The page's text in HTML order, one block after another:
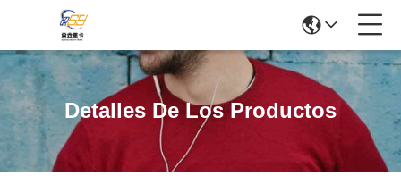
Detalles De Los Productos